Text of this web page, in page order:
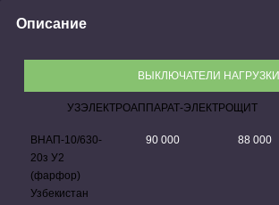
Описание
ВЫКЛЮЧАТЕЛИ НАГРУЗКИ
УЗЭЛЕКТРОАППАРАТ-ЭЛЕКТРОЩИТ
ВНАП-10/630-
20з У2
(фарфор)
Узбекистан
90 000 88 000